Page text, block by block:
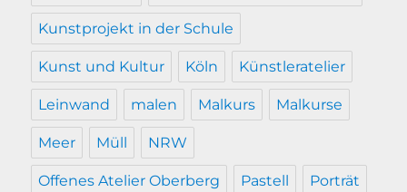
Kunstprojekt in der Schule
Kunst und Kultur Köln Künstleratelier
Leinwand malen Malkurs Malkurse
Meer Müll NRW
Offenes Atelier Oberberg Pastell Porträt